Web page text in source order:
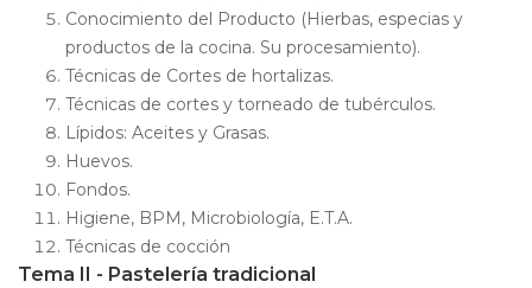
Conocimiento del Producto (Hierbas, especias y
productos de la cocina. Su procesamiento).
Técnicas de Cortes de hortalizas.
Técnicas de cortes y torneado de tubérculos.
Lípidos: Aceites y Grasas.
Huevos.
Fondos.
Higiene, BPM, Microbiología, E.T.A.
Técnicas de cocción
Tema II - Pastelería tradicional